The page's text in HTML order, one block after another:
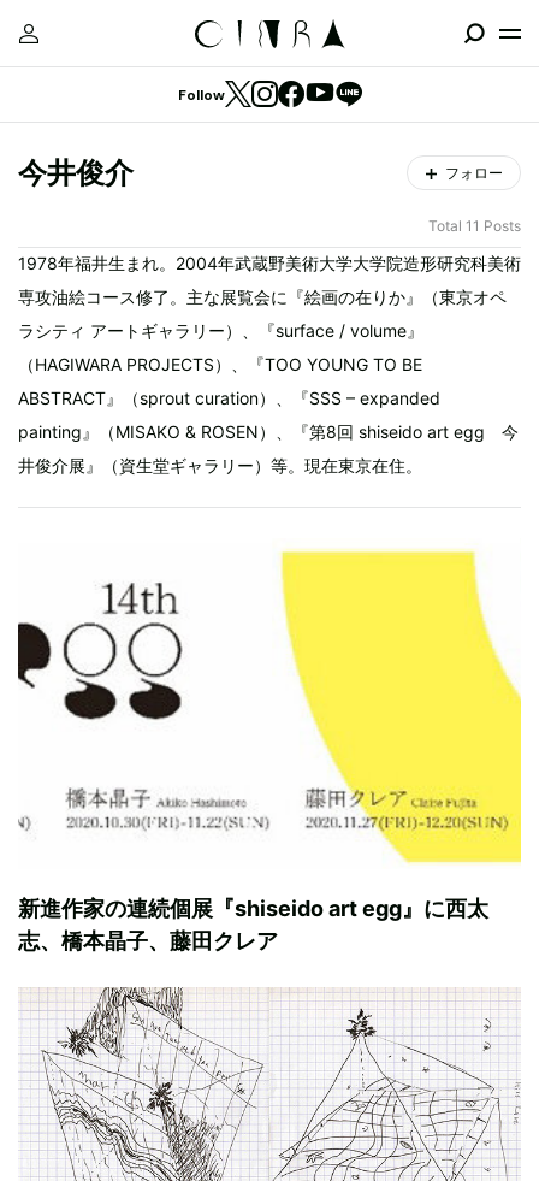
Follow
今井俊介 フォロー
Total 11 Posts
1978年福井生まれ。2004年武蔵野美術大学大学院造形研究科美術
専攻油絵コース修了。主な展覧会に『絵画の在りか』（東京オペ
ラシティ アートギャラリー）、『surface / volume』
（HAGIWARA PROJECTS）、『TOO YOUNG TO BE
ABSTRACT』（sprout curation）、『SSS – expanded
painting』（MISAKO & ROSEN）、『第8回 shiseido art egg 今
井俊介展』（資生堂ギャラリー）等。現在東京在住。
新進作家の連続個展『shiseido art egg』に西太
志、橋本晶子、藤田クレア